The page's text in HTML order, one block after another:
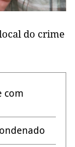
do crime
com